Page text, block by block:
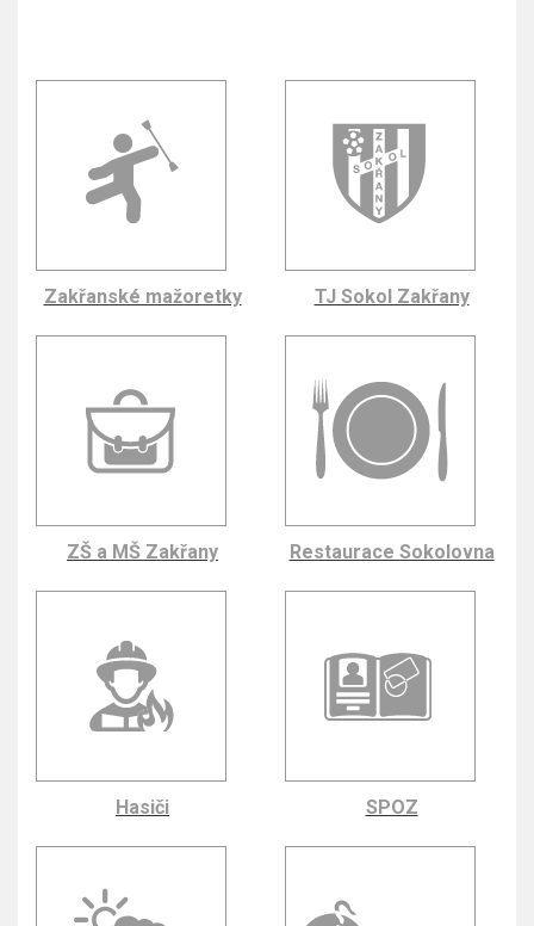
Zakřanské mažoretky TJ Sokol Zakřany
ZŠ a MŠ Zakřany Restaurace Sokolovna
Hasiči SPOZ